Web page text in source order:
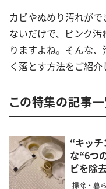
カビやぬめり汚れが
ないだけで、ピンク
りますよね。そんな
く落とす方法をご紹介
この特集の記事
“キッ
な“6つ
ビを除
掃除・暮